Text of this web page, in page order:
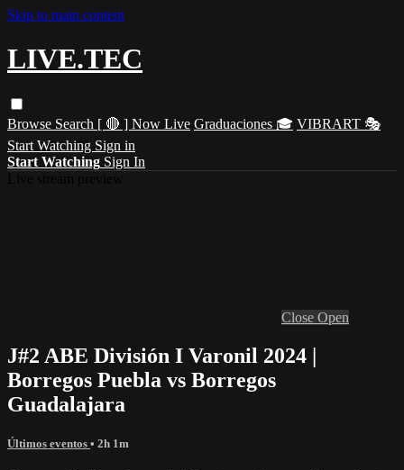
Skip to main content
LIVE.TEC
Browse Search [ 🔴 ] Now Live Graduaciones 🎓 VIBRART 🎭
Start Watching Sign in
Start Watching Sign In
Close Open
J#2 ABE División I Varonil 2024 |
Borregos Puebla vs Borregos
Guadalajara
Últimos eventos • 2h 1m